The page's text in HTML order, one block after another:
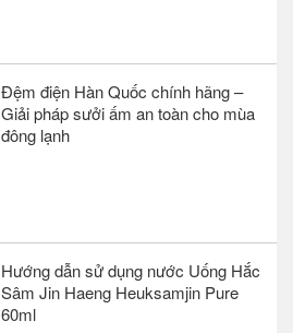
Đệm điện Hàn Quốc chính hãng –
Giải pháp sưởi ấm an toàn cho mùa
đông lạnh
Hướng dẫn sử dụng nước Uống Hắc
Sâm Jin Haeng Heuksamjin Pure
60ml